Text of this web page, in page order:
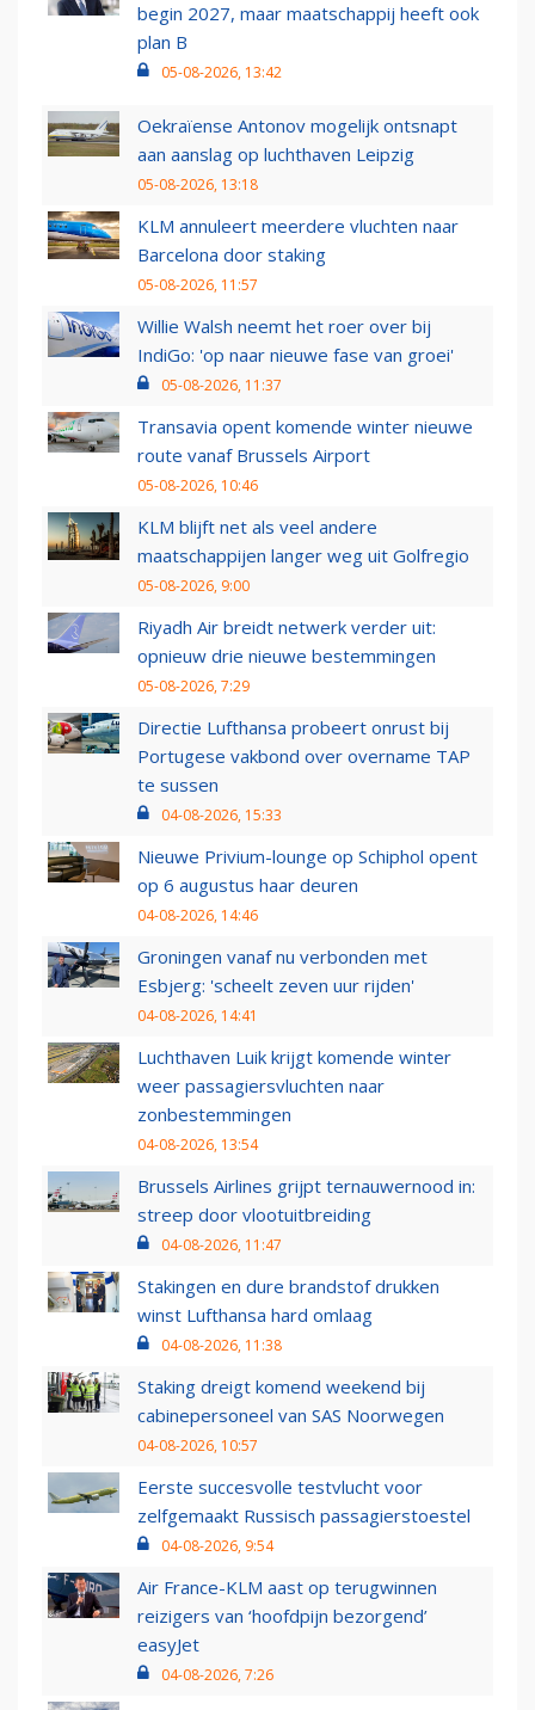
begin 2027, maar maatschappij heeft ook
plan B
05-08-2026, 13:42
Oekraïense Antonov mogelijk ontsnapt
aan aanslag op luchthaven Leipzig
05-08-2026, 13:18
KLM annuleert meerdere vluchten naar
Barcelona door staking
05-08-2026, 11:57
Willie Walsh neemt het roer over bij
IndiGo: 'op naar nieuwe fase van groei'
05-08-2026, 11:37
Transavia opent komende winter nieuwe
route vanaf Brussels Airport
05-08-2026, 10:46
KLM blijft net als veel andere
maatschappijen langer weg uit Golfregio
05-08-2026, 9:00
Riyadh Air breidt netwerk verder uit:
opnieuw drie nieuwe bestemmingen
05-08-2026, 7:29
Directie Lufthansa probeert onrust bij
Portugese vakbond over overname TAP
te sussen
04-08-2026, 15:33
Nieuwe Privium-lounge op Schiphol opent
op 6 augustus haar deuren
04-08-2026, 14:46
Groningen vanaf nu verbonden met
Esbjerg: 'scheelt zeven uur rijden'
04-08-2026, 14:41
Luchthaven Luik krijgt komende winter
weer passagiersvluchten naar
zonbestemmingen
04-08-2026, 13:54
Brussels Airlines grijpt ternauwernood in:
streep door vlootuitbreiding
04-08-2026, 11:47
Stakingen en dure brandstof drukken
winst Lufthansa hard omlaag
04-08-2026, 11:38
Staking dreigt komend weekend bij
cabinepersoneel van SAS Noorwegen
04-08-2026, 10:57
Eerste succesvolle testvlucht voor
zelfgemaakt Russisch passagierstoestel
04-08-2026, 9:54
Air France-KLM aast op terugwinnen
reizigers van ‘hoofdpijn bezorgend’
easyJet
04-08-2026, 7:26